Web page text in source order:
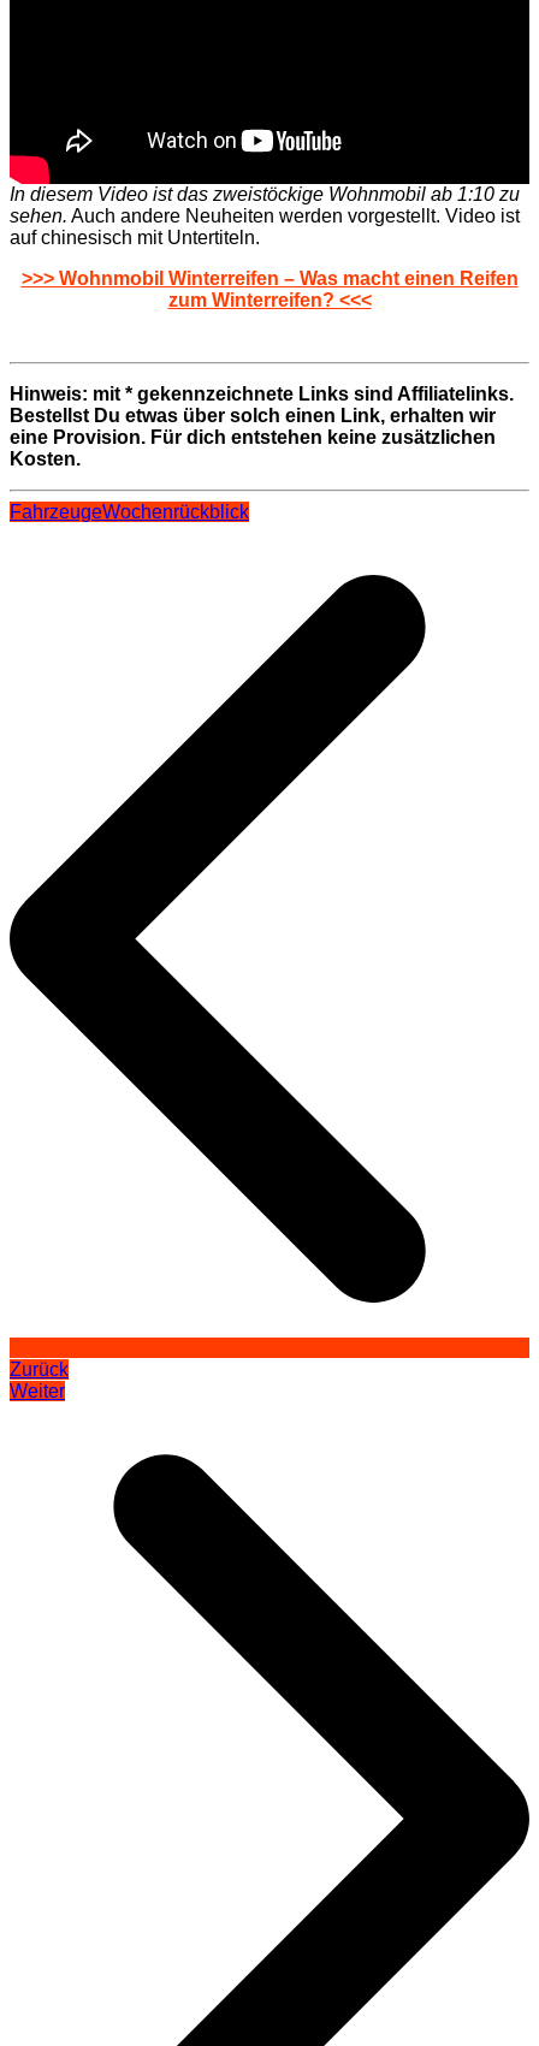
In diesem Video ist das zweistöckige Wohnmobil ab 1:10 zu
sehen. Auch andere Neuheiten werden vorgestellt. Video ist
auf chinesisch mit Untertiteln.
>>> Wohnmobil Winterreifen – Was macht einen Reifen
zum Winterreifen? <<<
Hinweis: mit * gekennzeichnete Links sind Affiliatelinks.
Bestellst Du etwas über solch einen Link, erhalten wir
eine Provision. Für dich entstehen keine zusätzlichen
Kosten.
FahrzeugeWochenrückblick
Zurück
Weiter